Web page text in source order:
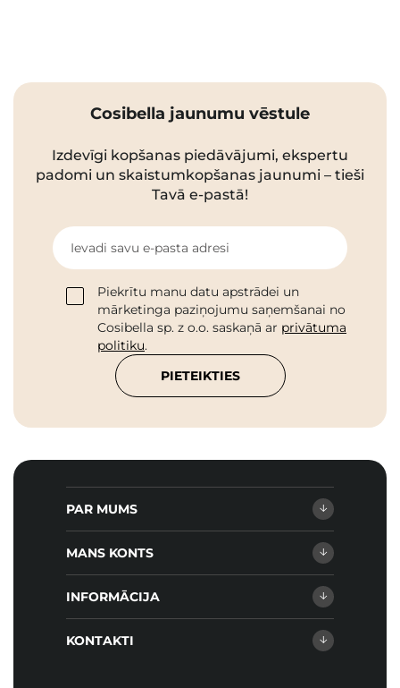
Cosibella jaunumu vēstule
Izdevīgi kopšanas piedāvājumi, ekspertu
padomi un skaistumkopšanas jaunumi – tieši
Tavā e-pastā!
Ievadi savu e-pasta adresi
Piekrītu manu datu apstrādei un
mārketinga paziņojumu saņemšanai no
Cosibella sp. z o.o. saskaņā ar privātuma
politiku.
PIETEIKTIES
PAR MUMS
MANS KONTS
INFORMĀCIJA
KONTAKTI